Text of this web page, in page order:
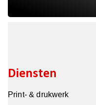
Diensten
Print- & drukwerk